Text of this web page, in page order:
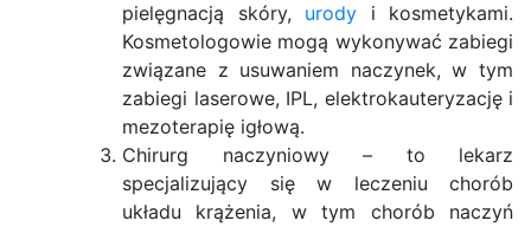
pielęgnacją skóry, urody i kosmetykami.
Kosmetologowie mogą wykonywać zabiegi
związane z usuwaniem naczynek, w tym
zabiegi laserowe, IPL, elektrokauteryzację i
mezoterapię igłową.
Chirurg naczyniowy – to lekarz
specjalizujący się w leczeniu chorób
układu krążenia, w tym chorób naczyń